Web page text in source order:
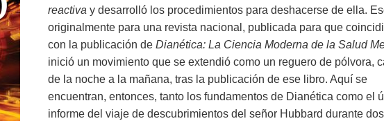
Dentro de una Iglesia
Los Principios Básicos de Scientology
Una Introducción a Dianética
Amor y Odio: ¿Qué es Grandeza?
Freewinds
Llevando Scientology al Mundo
David Miscavige - Líder Eclesiástico de
Scientology
reactiva y desarrolló los procedimientos para deshacerse de ella.
originalmente para una revista nacional, publicada para que
con la publicación de Dianética: La Ciencia Moderna de la Salud
inició un movimiento que se extendió como un reguero de pólvora,
de la noche a la mañana, tras la publicación de ese libro. Aquí se
encuentran, entonces, tanto los fundamentos de Dianética como el
informe del viaje de descubrimientos del señor Hubbard durante dos